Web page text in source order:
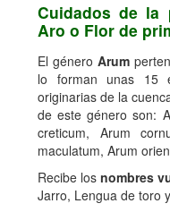
Cuidados de la
Aro o Flor de
El géneroArum
lo forman unas 15
originarias de la
de este género son:
creticum, Arum
maculatum, Arum
Recibe los nombres
Jarro, Lengua de toro